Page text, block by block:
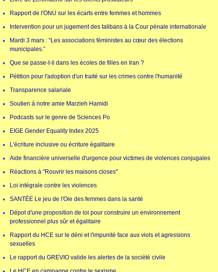
Rapport de l'ONU sur les écarts entre femmes et hommes
Intervention pour un jugement des talibans à la Cour pénale internationale
Mardi 3 mars : “Les associations féministes au cœur des élections
municipales.”
Que se passe-t-il dans les écoles de filles en Iran ?
Pétition pour l'adoption d'un traité sur les crimes contre l'humanité
Transparence salariale
Soutien à notre amie Marzieh Hamidi
Podcasts sur le genre de Sciences Po
EIGE Gender Equality Index 2025
L'écriture inclusive ou écriture égalitaire
Aide financière universelle d'urgence pour victimes de violences conjugales
Réactions à "Rouvrir les maisons closes"
Loi intégrale contre les violences
SANTÉE Le jeu de l'Oie des femmes dans la santé
Dépot d'une proposition de loi pour construire un environnement
professionnel plus sûr et égalitaire
Rapport du HCE sur le déni et l'impunité face aux viols et agressions
sexuelles
Le rapport du GREVIO valide les alertes de la société civile